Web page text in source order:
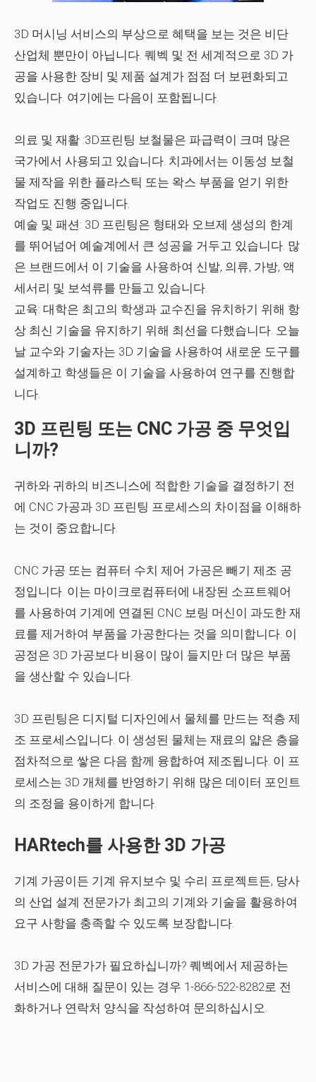
3D 머시닝 서비스의 부상으로 혜택을 보는 것은 비단
산업체 뿐만이 아닙니다. 퀘벡 및 전 세계적으로 3D 가
공을 사용한 장비 및 제품 설계가 점점 더 보편화되고
있습니다. 여기에는 다음이 포함됩니다.
의료 및 재활 :3D프린팅 보철물은 파급력이 크며 많은
국가에서 사용되고 있습니다. 치과에서는 이동성 보철
물 제작을 위한 플라스틱 또는 왁스 부품을 얻기 위한
작업도 진행 중입니다.
예술 및 패션: 3D 프린팅은 형태와 오브제 생성의 한계
를 뛰어넘어 예술계에서 큰 성공을 거두고 있습니다. 많
은 브랜드에서 이 기술을 사용하여 신발, 의류, 가방, 액
세서리 및 보석류를 만들고 있습니다.
교육: 대학은 최고의 학생과 교수진을 유치하기 위해 항
상 최신 기술을 유지하기 위해 최선을 다했습니다. 오늘
날 교수와 기술자는 3D 기술을 사용하여 새로운 도구를
설계하고 학생들은 이 기술을 사용하여 연구를 진행합
니다.
3D 프린팅 또는 CNC 가공 중 무엇입
니까?
귀하와 귀하의 비즈니스에 적합한 기술을 결정하기 전
에 CNC 가공과 3D 프린팅 프로세스의 차이점을 이해하
는 것이 중요합니다.
CNC 가공 또는 컴퓨터 수치 제어 가공은 빼기 제조 공
정입니다. 이는 마이크로컴퓨터에 내장된 소프트웨어
를 사용하여 기계에 연결된 CNC 보링 머신이 과도한 재
료를 제거하여 부품을 가공한다는 것을 의미합니다. 이
공정은 3D 가공보다 비용이 많이 들지만 더 많은 부품
을 생산할 수 있습니다.
3D 프린팅은 디지털 디자인에서 물체를 만드는 적층 제
조 프로세스입니다. 이 생성된 물체는 재료의 얇은 층을
점차적으로 쌓은 다음 함께 융합하여 제조됩니다. 이 프
로세스는 3D 개체를 반영하기 위해 많은 데이터 포인트
의 조정을 용이하게 합니다.
HARtech를 사용한 3D 가공
기계 가공이든 기계 유지보수 및 수리 프로젝트든, 당사
의 산업 설계 전문가가 최고의 기계와 기술을 활용하여
요구 사항을 충족할 수 있도록 보장합니다.
3D 가공 전문가가 필요하십니까? 퀘벡에서 제공하는
서비스에 대해 질문이 있는 경우 1-866-522-8282로 전
화하거나 연락처 양식을 작성하여 문의하십시오.